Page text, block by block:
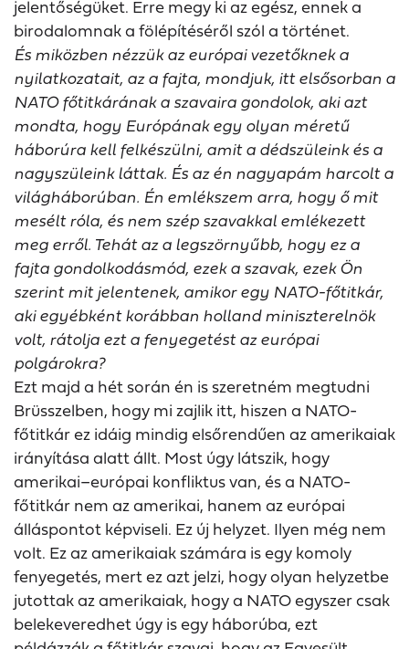
jelentőségüket. Erre megy ki az egész, ennek a
birodalomnak a fölépítéséről szól a történet.
És miközben nézzük az európai vezetőknek a
nyilatkozatait, az a fajta, mondjuk, itt elsősorban a
NATO főtitkárának a szavaira gondolok, aki azt
mondta, hogy Európának egy olyan méretű
háborúra kell felkészülni, amit a dédszüleink és a
nagyszüleink láttak. És az én nagyapám harcolt a
világháborúban. Én emlékszem arra, hogy ő mit
mesélt róla, és nem szép szavakkal emlékezett
meg erről. Tehát az a legszörnyűbb, hogy ez a
fajta gondolkodásmód, ezek a szavak, ezek Ön
szerint mit jelentenek, amikor egy NATO-főtitkár,
aki egyébként korábban holland miniszterelnök
volt, rátolja ezt a fenyegetést az európai
polgárokra?
Ezt majd a hét során én is szeretném megtudni
Brüsszelben, hogy mi zajlik itt, hiszen a NATO-
főtitkár ez idáig mindig elsőrendűen az amerikaiak
irányítása alatt állt. Most úgy látszik, hogy
amerikai–európai konfliktus van, és a NATO-
főtitkár nem az amerikai, hanem az európai
álláspontot képviseli. Ez új helyzet. Ilyen még nem
volt. Ez az amerikaiak számára is egy komoly
fenyegetés, mert ez azt jelzi, hogy olyan helyzetbe
jutottak az amerikaiak, hogy a NATO egyszer csak
belekeveredhet úgy is egy háborúba, ezt